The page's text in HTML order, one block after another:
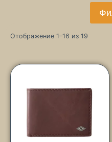
Отображение 1–16 из 19